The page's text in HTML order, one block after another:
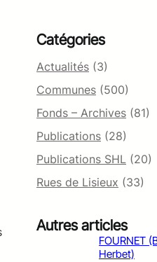
Catégories
Actualités (3)
Communes (500)
Fonds – Archives (81)
Publications (28)
Publications SHL (20)
Rues de Lisieux (33)
Autres articles
FOURNET
Herbet)